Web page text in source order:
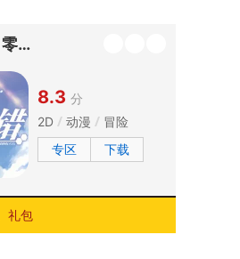
电击文库：零境交错
8.3 分
2D
动漫
冒险
专区
下载
礼包